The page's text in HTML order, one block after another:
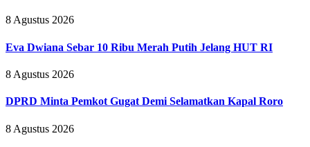
8 Agustus 2026
Eva Dwiana Sebar 10 Ribu Merah Putih Jelang HUT RI
8 Agustus 2026
DPRD Minta Pemkot Gugat Demi Selamatkan Kapal Roro
8 Agustus 2026